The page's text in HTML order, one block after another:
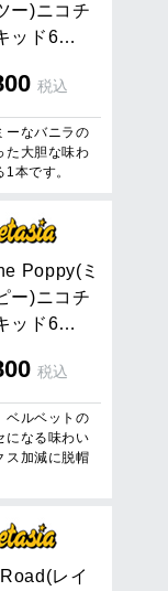
ー)ニコ チ
ッ ド6…
税込
ーなバニラの
た大胆な味わ
本です。
e Poppy( ミ
ー)ニコ チ
ッ ド6…
税込
ベルベットの
になる味わい
ス加減に脱帽
Road (レ イ